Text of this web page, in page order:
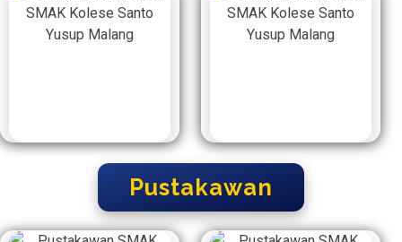
Pustakawan